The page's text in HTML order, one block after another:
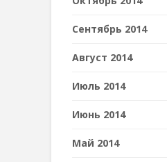
Сентябрь 2014
Август 2014
Июль 2014
Июнь 2014
Май 2014